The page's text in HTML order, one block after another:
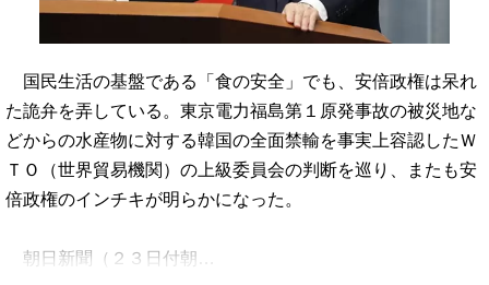
国民生活の基盤である「食の安全」でも、安倍政権は呆れ
た詭弁を弄している。東京電力福島第１原発事故の被災地な
どからの水産物に対する韓国の全面禁輸を事実上容認したＷ
ＴＯ（世界貿易機関）の上級委員会の判断を巡り、またも安
倍政権のインチキが明らかになった。
朝日新聞（２３日付朝…